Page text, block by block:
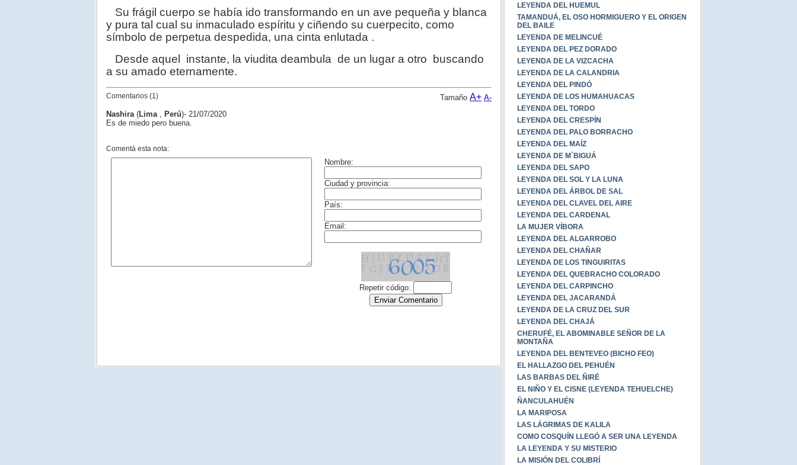
Su frágil cuerpo se había ido transformando en un ave pequeña y blanca
y pura tal cual su inmaculado espíritu y ciñendo su cuerpecito, como
símbolo de perpetua despedida, una cinta enlutada .
Desde aquel instante, la viudita deambula de un lugar a otro buscando
a su amado eternamente.
Comentarios (1) Tamaño A+ A-
Nashira(Lima , Perú)- 21/07/2020
Es de miedo pero buena.
Comentá esta nota:
LEYENDA DEL HUEMUL
TAMANDUÁ, EL OSO HORMIGUERO Y EL ORIGEN
DEL BAILE
LEYENDA DE MELINCUÉ
LEYENDA DEL PEZ DORADO
LEYENDA DE LA VIZCACHA
LEYENDA DE LA CALANDRIA
LEYENDA DEL PINDÓ
LEYENDA DE LOS HUMAHUACAS
LEYENDA DEL TORDO
LEYENDA DEL CRESPÍN
LEYENDA DEL PALO BORRACHO
LEYENDA DEL MAÍZ
LEYENDA DE M`BIGUÁ
LEYENDA DEL SAPO
LEYENDA DEL SOL Y LA LUNA
LEYENDA DEL ÁRBOL DE SAL
LEYENDA DEL CLAVEL DEL AIRE
LEYENDA DEL CARDENAL
LA MUJER VÍBORA
LEYENDA DEL ALGARROBO
LEYENDA DEL CHAÑAR
LEYENDA DE LOS TINGUIRITAS
LEYENDA DEL QUEBRACHO COLORADO
LEYENDA DEL CARPINCHO
LEYENDA DEL JACARANDÁ
LEYENDA DE LA CRUZ DEL SUR
LEYENDA DEL CHAJÁ
CHERUFÉ, EL ABOMINABLE SEÑOR DE LA
MONTAÑA
LEYENDA DEL BENTEVEO (BICHO FEO)
EL HALLAZGO DEL PEHUÉN
LAS BARBAS DEL ÑIRÉ
EL NIÑO Y EL CISNE (LEYENDA TEHUELCHE)
ÑANCULAHUÉN
LA MARIPOSA
LAS LÁGRIMAS DE KALILA
COMO COSQUÍN LLEGÓ A SER UNA LEYENDA
LA LEYENDA Y SU MISTERIO
LA MISIÓN DEL COLIBRÍ